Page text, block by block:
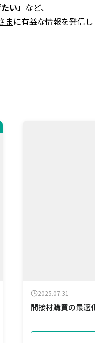
い」 など、
まに有益な情報を発信し
2025.07.31
間接材購買の最適